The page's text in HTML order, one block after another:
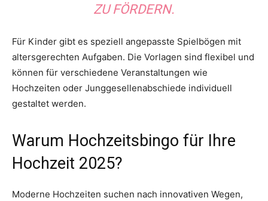
ZU FÖRDERN.
Für Kinder gibt es speziell angepasste Spielbögen mit
altersgerechten Aufgaben. Die Vorlagen sind flexibel und
können für verschiedene Veranstaltungen wie
Hochzeiten oder Junggesellenabschiede individuell
gestaltet werden.
Warum Hochzeitsbingo für Ihre
Hochzeit 2025?
Moderne Hochzeiten suchen nach innovativen Wegen,